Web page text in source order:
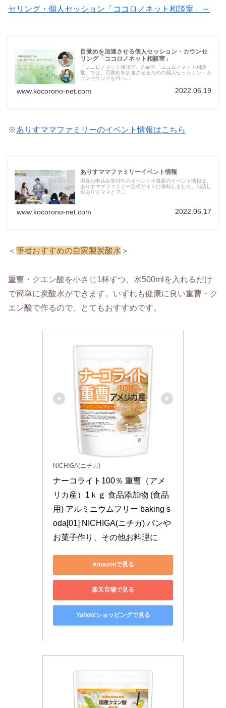
セリング・個人セッション「ココロノネット相談室」～
目覚めを加速させる個人セッション・カウンセ
リング「ココロノネット相談室」
「ココロノネット相談室」の紹介「ココロノネット相談
室」では、目覚めを加速させるための個人セッション・カ
ウンセリングを行っ...
www.kocorono-net.com 2022.06.19
※ありすママファミリーのイベント情報はこちら
ありすママファミリーイベント情報
現在お申込み受付中のイベント※最新のイベント情報は、
ありすママファミリー公式サイトに移転しました。お話し
会ありすママとフ...
www.kocorono-net.com 2022.06.17
＜ 筆者おすすめの自家製炭酸水 ＞
重曹・クエン酸を小さじ1杯ずつ、水500mlを入れるだけ
で簡単に炭酸水ができます。いずれも健康に良い重曹・ク
エン酸で作るので、とてもおすすめです。
NICHIGA(ニチガ)
ナーコライト100％ 重曹（アメ
リカ産）1ｋｇ 食品添加物 (食品
用) アルミニウムフリー baking s
oda[01] NICHIGA(ニチガ) パンや
お菓子作り、その他お料理に
Amazonで見る
楽天市場で見る
Yahoo!ショッピングで見る